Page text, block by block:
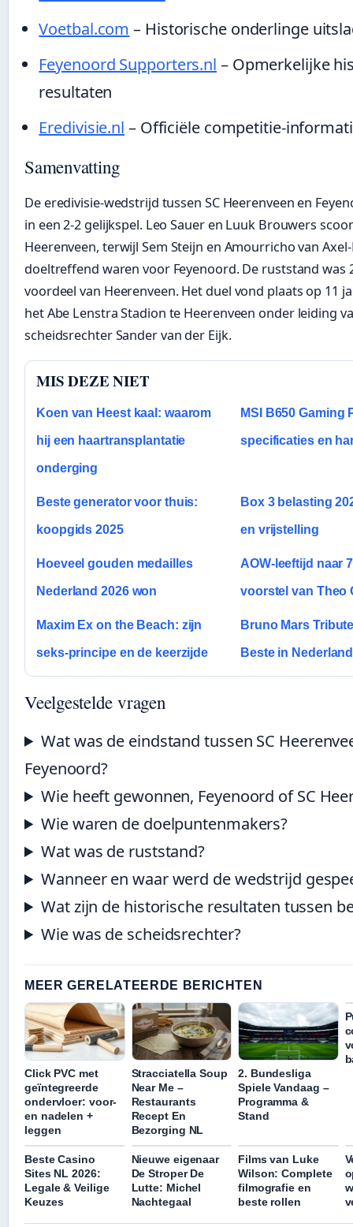
Voetbal.com – Historische onderlinge
Feyenoord Supporters.nl – Opmerkelijke
resultaten
Eredivisie.nl – Officiële competitie-
Samenvatting
De eredivisie-wedstrijd tussen SC Heerenveen en
in een 2-2 gelijkspel. Leo Sauer en Luuk Brouwers
Heerenveen, terwijl Sem Steijn en Amourricho van
doeltreffend waren voor Feyenoord. De ruststand was
voordeel van Heerenveen. Het duel vond plaats op 11
het Abe Lenstra Stadion te Heerenveen onder leiding
scheidsrechter Sander van der Eijk.
MIS DEZE NIET
Koen van Heest kaal: waarom
hij een haartransplantatie
onderging
MSI B650 Gaming
specificaties en
Beste generator voor thuis:
koopgids 2025
Box 3 belasting
en vrijstelling
Hoeveel gouden medailles
Nederland 2026 won
AOW-leeftijd naar
voorstel van Theo
Maxim Ex on the Beach: zijn
seks-principe en de keerzijde
Bruno Mars
Beste in Nederland
Veelgestelde vragen
Wat was de eindstand tussen SC
Feyenoord?
Wie heeft gewonnen, Feyenoord of SC
Wie waren de doelpuntenmakers?
Wat was de ruststand?
Wanneer en waar werd de wedstrijd
Wat zijn de historische resultaten tussen
Wie was de scheidsrechter?
MEER GERELATEERDE BERICHTEN
Click PVC met
geïntegreerde
ondervloer: voor-
en nadelen +
leggen
Stracciatella Soup
Near Me –
Restaurants
Recept En
Bezorging NL
2. Bundesliga
Spiele Vandaag –
Programma &
Stand
Beste Casino
Sites NL 2026:
Legale & Veilige
Keuzes
Nieuwe eigenaar
De Stroper De
Lutte: Michel
Nachtegaal
Films van Luke
Wilson: Complete
filmografie en
beste rollen